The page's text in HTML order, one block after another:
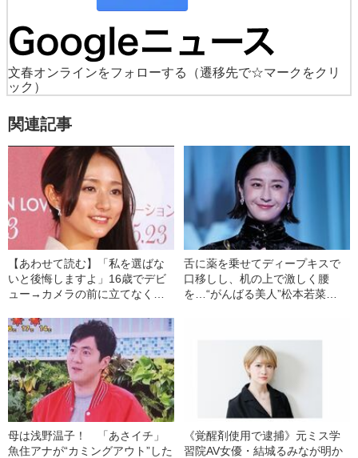
文春オンラインをフォローする
（遷移先で☆マークをクリ
ック）
関連記事
【あわせて読む】「私を選ばな
いと後悔しますよ」16歳でデビ
ュー→カメラの前に立てなくな
ロイン”木村文乃（37）の下積み
時代
舌に薬を乗せてディープキスで
口移しし、机の上で激しく腰
を…“がんばる美人”松本若菜
母は浅野温子！ 「あさイチ」
魚住アナが“カミングアウト”した
《覚醒剤使用で逮捕》元ミス学
習院AV女優・結城るみなが明か